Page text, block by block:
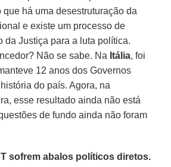
que há uma desestruturação da
e existe um processo de
da Justiça para a luta política.
Não se sabe. Na Itália, foi
12 anos dos Governos
do país. Agora, na
esse resultado ainda não está
de fundo ainda não foram
sofrem abalos políticos diretos.